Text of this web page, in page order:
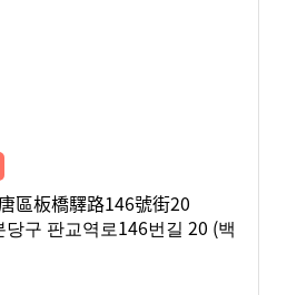
區板橋驛路146號街20
구 판교역로146번길 20 (백